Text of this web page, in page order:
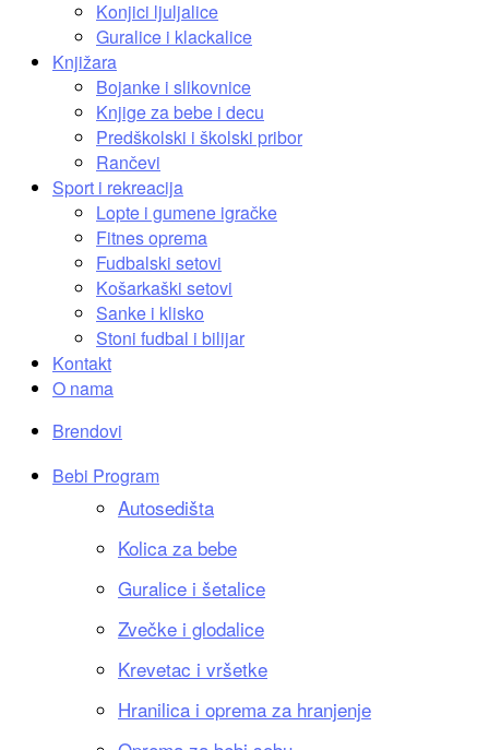
Konjici ljuljalice
Guralice i klackalice
Knjižara
Bojanke i slikovnice
Knjige za bebe i decu
Predškolski i školski pribor
Rančevi
Sport i rekreacija
Lopte i gumene igračke
Fitnes oprema
Fudbalski setovi
Košarkaški setovi
Sanke i klisko
Stoni fudbal i bilijar
Kontakt
O nama
Brendovi
Bebi Program
Autosedišta
Kolica za bebe
Guralice i šetalice
Zvečke i glodalice
Krevetac i vršetke
Hranilica i oprema za hranjenje